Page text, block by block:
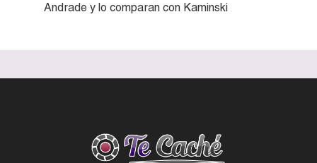
Andrade y lo comparan con Kaminski